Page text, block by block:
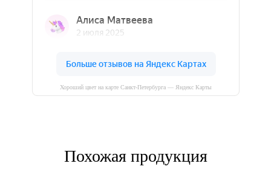
Хороший цвет на карте Санкт‑Петербурга — Яндекс Карты
Похожая продукция